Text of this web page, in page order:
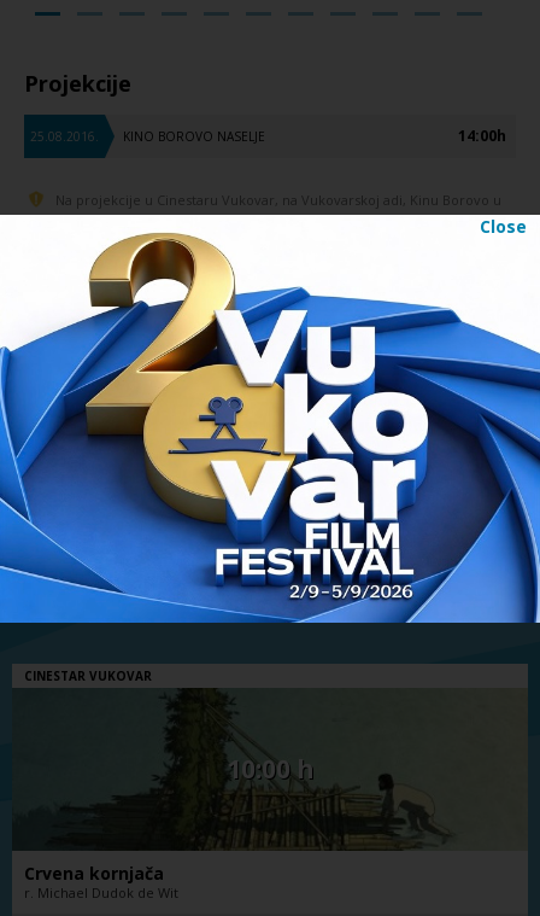
Close
Projekcije
25.08.2016. KINO BOROVO NASELJE 14:00h
Na projekcije u Cinestaru Vukovar, na Vukovarskoj adi, Kinu Borovo u
Borovom naselju, Centru znanja Vinkovci, Centru kulture Valpovo i
Muzeju vučedolske kulture ulaz je slobodan. Ulaznice za Terasu
agencije za vodne putove i Perivoj dvorca Eltz mogu se kupiti svaki dan
tijekom trajanja festivala. Cijena je 15 HRK. Više informacija o
ulaznicama.
SJENKE U RAJU
PRETHODNI FILM
UNAJMIO SAM PLAĆENOG UBOJICU
SLJEDEĆI FILM
Prvi dan na programu// 22.08.2016.
CINESTAR VUKOVAR
10:00 h
Crvena kornjača
r. Michael Dudok de Wit